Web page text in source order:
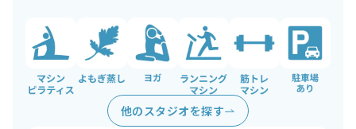
マシンピラティス
よもぎ蒸しヨガ ランニングマシン
筋トレマシン
他のスタジオを探す